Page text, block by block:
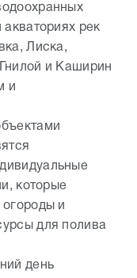
акваториях рек
Лиска,
и Каширин
и
которые
огороды и
для полива
день